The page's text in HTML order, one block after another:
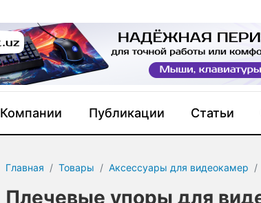
Компании Публикации Статьи
Главная Товары Аксессуары для видеокамер
Плечевые упоры для